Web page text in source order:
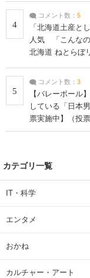
4
コメント数： 5
「北海道土産と
人気 「こんなの
北海道 ねとらぼ
5
コメント数： 3
【バレーボール
している「日本
票実施中】（投
カテゴリ一覧
IT・科学
エンタメ
おかね
カルチャー・アート